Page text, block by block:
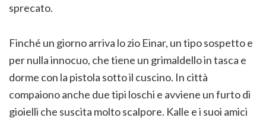
sprecato.
Finché un giorno arriva lo zio Einar, un tipo sospetto e
per nulla innocuo, che tiene un grimaldello in tasca e
dorme con la pistola sotto il cuscino. In città
compaiono anche due tipi loschi e avviene un furto di
gioielli che suscita molto scalpore. Kalle e i suoi amici